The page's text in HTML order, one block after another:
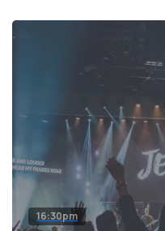
16:30pm